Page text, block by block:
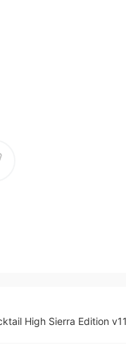
High Sierra Edition